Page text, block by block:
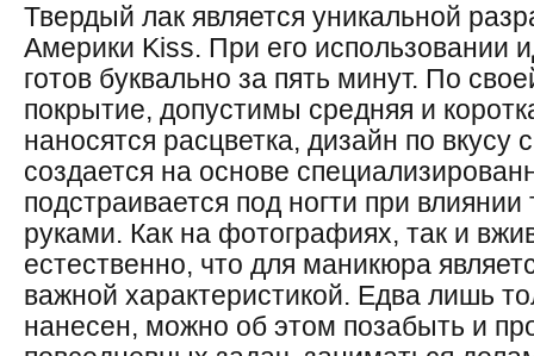
Твердый лак является уникальной
Америки Kiss. При его использовании
готов буквально за пять минут. По
покрытие, допустимы средняя и
наносятся расцветка, дизайн по
создается на основе
подстраивается под ногти при
руками. Как на фотографиях, так и
естественно, что для маникюра
важной характеристикой. Едва лишь
нанесен, можно об этом позабыть и